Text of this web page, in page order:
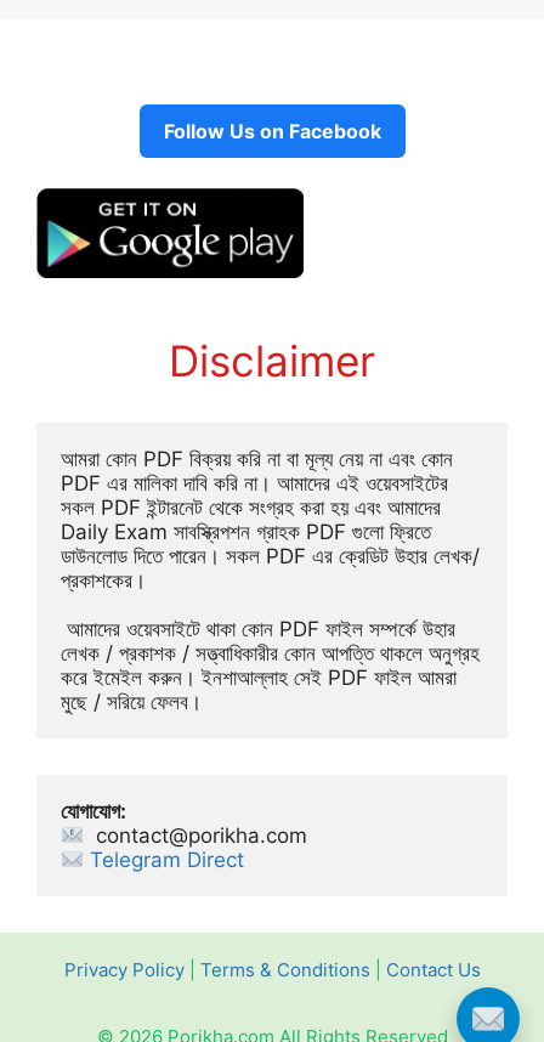
Follow Us on Facebook
Disclaimer
আমরা কোন PDF বিক্রয় করি না বা মূল্য নেয় না এবং কোন
PDF এর মালিকা দাবি করি না। আমাদের এই ওয়েবসাইটের
সকল PDF ইন্টারনেট থেকে সংগ্রহ করা হয় এবং আমাদের
Daily Exam সাবস্ক্রিপশন গ্রাহক PDF গুলো ফ্রিতে
ডাউনলোড দিতে পারেন। সকল PDF এর ক্রেডিট উহার লেখক/
প্রকাশকের।
লেখক / প্রকাশক / সত্ত্বাধিকারীর কোন আপত্তি থাকলে অনুগ্রহ
করে ইমেইল করুন। ইনশাআল্লাহ সেই PDF ফাইল আমরা
মুছে / সরিয়ে ফেলব।
যোগাযোগ:
contact@porikha.com
Telegram Direct
Privacy Policy| Terms & Conditions Contact Us
© 2026 Porikha.com All Rights Reserved